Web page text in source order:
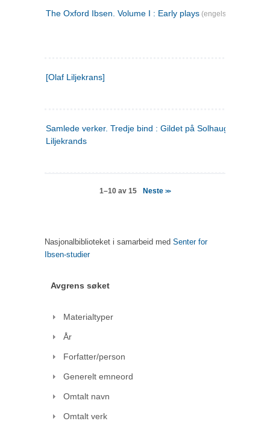
The Oxford Ibsen. Volume I : Early plays (engelsk)
[Olaf Liljekrans]
Samlede verker. Tredje bind : Gildet på Solhaug ; Olaf
Liljekrands
1–10 av 15 Neste>>
Nasjonalbiblioteket i samarbeid med Senter for
Ibsen-studier
Avgrens søket
Materialtyper
År
Forfatter/person
Generelt emneord
Omtalt navn
Omtalt verk